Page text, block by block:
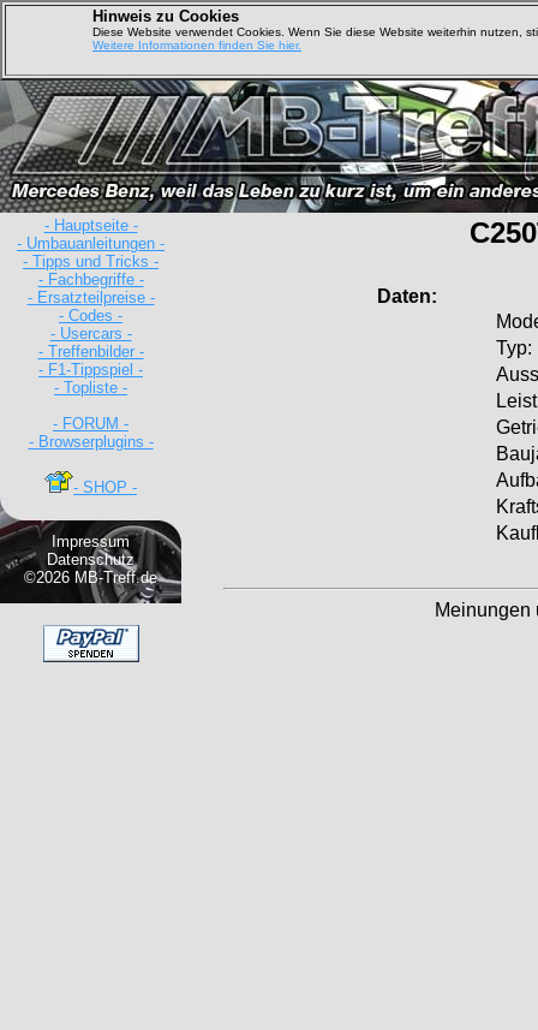
Hinweis zu Cookies
Diese Website verwendet Cookies. Wenn Sie diese Website weiterhin nutzen,
Weitere Informationen finden Sie hier.
- Hauptseite -
- Umbauanleitungen -
- Tipps und Tricks -
- Fachbegriffe -
- Ersatzteilpreise -
- Codes -
- Usercars -
- Treffenbilder -
- F1-Tippspiel -
- Topliste -
- FORUM -
- Browserplugins -
- SHOP -
Impressum
Datenschutz
©2026 MB-Treff.de
Daten:
Typ:
Meinungen